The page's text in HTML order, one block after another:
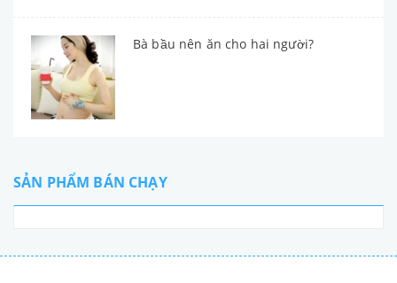
Bà bầu nên ăn cho hai người?
SẢN PHẨM BÁN CHẠY